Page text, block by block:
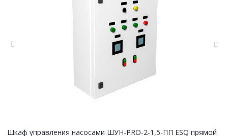
Шкаф управления насосами ШУН-PRO-2-1,5-ПП ESQ прямой